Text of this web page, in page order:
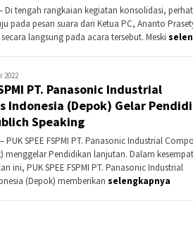
Di tengah rangkaian kegiatan konsolidasi,
pada pesan suara dari Ketua PC, Ananto
langsung pada acara tersebut. Meski
2022
PT. Panasonic Industrial
Indonesia (Depok) Gelar
Speaking
PUK SPEE FSPMI PT. Panasonic Industrial
menggelar Pendidikan lanjutan. Dalam
ini, PUK SPEE FSPMI PT. Panasonic Industrial
(Depok) memberikan selengkapnya